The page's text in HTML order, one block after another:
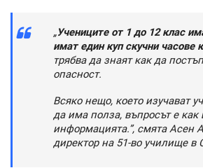
„Учениците от 1 до 12 клас
имат един куп скучни часове
трябва да знаят как да
опасност.
Всяко нещо, което изучават
да има полза, въпросът е как
информацията.”, смята Асен
директор на 51-во училище в